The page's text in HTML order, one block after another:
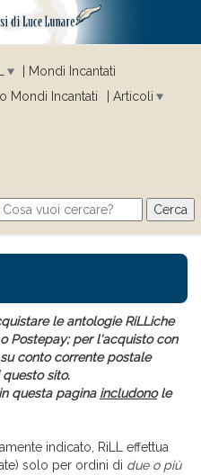
Mondi Incantati
Mondi Incantati
Articoli
Search form
Cerca
le antologie RiLLiche
Postepay; per l'acquisto con
conto corrente postale
sito.
questa pagina includonole
indicato, RiLL effettua
solo per ordini di due o più